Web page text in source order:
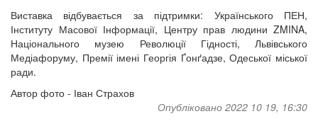
Виставка відбувається за підтримки: Українського ПЕН,
Інституту Масової Інформації, Центру прав людини ZMINA,
Національного музею Революції Гідності, Львівського
Медіафоруму, Премії імені Георгія Ґонґадзе, Одеської міської
ради.
Автор фото - Іван Страхов
Опубліковано 2022 10 19, 16:30